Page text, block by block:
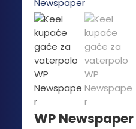
WP Newspaper